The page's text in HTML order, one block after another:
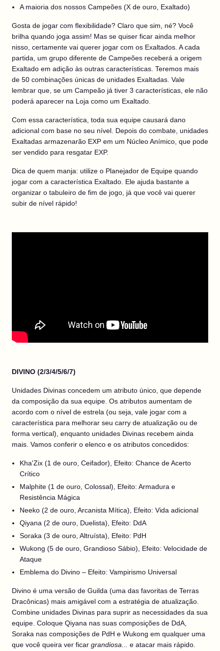
A maioria dos nossos Campeões (X de ouro, Exaltado)
Gosta de jogar com flexibilidade? Claro que sim, né? Você
brilha quando joga assim! Mas se quiser ficar ainda melhor
nisso, certamente vai querer jogar com os Exaltados. A cada
partida, um grupo diferente de Campeões receberá a origem
Exaltado em adição às outras características. Teremos mais
de 50 combinações únicas de unidades Exaltadas. Vale
lembrar que, se um Campeão já tiver 3 características, ele não
poderá aparecer na Loja como um Exaltado.
Com essa característica, toda sua equipe causará dano
adicional com base no seu nível. Depois do combate, unidades
Exaltadas armazenarão EXP em um Núcleo Anímico, que pode
ser vendido para resgatar EXP.
Dica de quem manja: utilize o Planejador de Equipe quando
jogar com a característica Exaltado. Ele ajuda bastante a
organizar o tabuleiro de fim de jogo, já que você vai querer
subir de nível rápido!
DIVINO (2/3/4/5/6/7)
Unidades Divinas concedem um atributo único, que depende
da composição da sua equipe. Os atributos aumentam de
acordo com o nível de estrela (ou seja, vale jogar com a
característica para melhorar seu carry de atualização ou de
forma vertical), enquanto unidades Divinas recebem ainda
mais. Vamos conferir o elenco e os atributos concedidos:
Kha'Zix (1 de ouro, Ceifador), Efeito: Chance de Acerto
Crítico
Malphite (1 de ouro, Colossal), Efeito: Armadura e
Resistência Mágica
Neeko (2 de ouro, Arcanista Mítica), Efeito: Vida adicional
Qiyana (2 de ouro, Duelista), Efeito: DdA
Soraka (3 de ouro, Altruísta), Efeito: PdH
Wukong (5 de ouro, Grandioso Sábio), Efeito: Velocidade de
Ataque
Emblema do Divino – Efeito: Vampirismo Universal
Divino é uma versão de Guilda (uma das favoritas de Terras
Dracônicas) mais amigável com a estratégia de atualização.
Combine unidades Divinas para suprir as necessidades da sua
equipe. Coloque Qiyana nas suas composições de DdA,
Soraka nas composições de PdH e Wukong em qualquer uma
que você queira ver ficar grandiosa... e atacar mais rápido.